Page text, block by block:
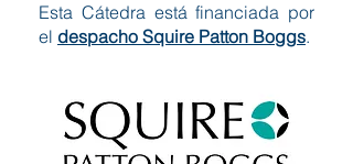
Esta Cátedra está financiada por
el despacho Squire Patton Boggs.